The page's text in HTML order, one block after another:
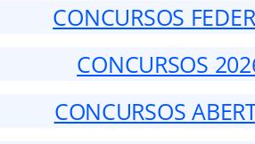
CONCURSOS
CONCURSOS
CONCURSOS